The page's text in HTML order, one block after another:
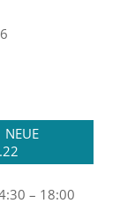
NEUE
– 18:00